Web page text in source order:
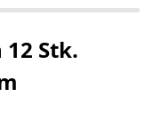
Stk.